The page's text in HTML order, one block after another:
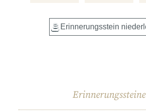
Erinnerungssteine